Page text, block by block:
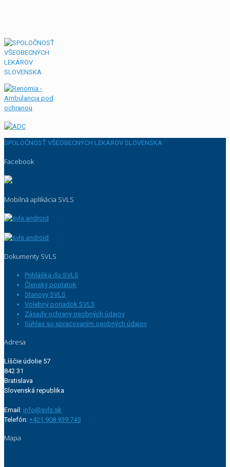
SPOLOČNOSŤ VŠEOBECNÝCH LEKÁROV SLOVENSKA
Facebook
Mobilná aplikácia SVLS
Dokumenty SVLS
Prihláška do SVLS
Členský poplatok
Stanovy SVLS
Volebný poriadok SVLS
Zásady ochrany osobných údajov
Súhlas so spracovaním osobných údajov
Adresa
Líščie údolie 57
842 31
Bratislava
Slovenská republika
Email: info@svls.sk
Telefón: +421 908 939 745
Mapa